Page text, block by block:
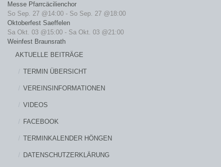
Messe Pfarrcäcilienchor
So Sep. 27 @14:00 - So Sep. 27 @18:00
Oktoberfest Saeffelen
Sa Okt. 03 @15:00 - Sa Okt. 03 @21:00
Weinfest Braunsrath
AKTUELLE BEITRÄGE
TERMIN ÜBERSICHT
VEREINSINFORMATIONEN
VIDEOS
FACEBOOK
TERMINKALENDER HÖNGEN
DATENSCHUTZERKLÄRUNG